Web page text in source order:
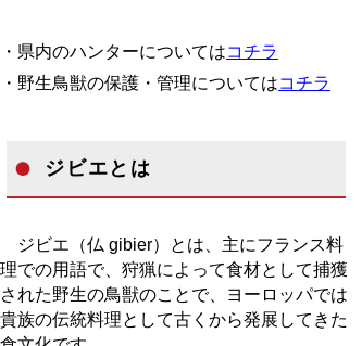
・県内のハンターについてはコチラ
・野生鳥獣の保護・管理についてはコチラ
ジビエとは
ジビエ（仏 gibier）とは、主にフランス料
理での用語で、狩猟によって食材として捕獲
された野生の鳥獣のことで、ヨーロッパでは
貴族の伝統料理として古くから発展してきた